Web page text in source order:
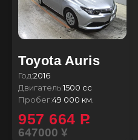
Toyota Auris
Год:2016
Двигатель:1500 сс
Пробег:49 000 км.
957 664 P
647000 ¥